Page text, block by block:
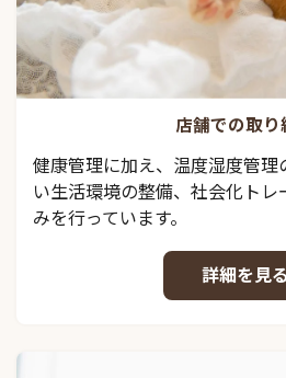
店舗での取り
健康管理に加え、温度湿度管
い生活環境の整備、社会化ト
みを行っています。
詳細を見る